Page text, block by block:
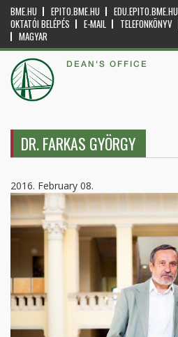
BME.HU EPITO.BME.HU EDU.EPITO.BME.HU
OKTATÓI BELÉPÉS
E-MAIL TELEFONKÖNYV
MAGYAR
DEAN'S OFFICE
DR. FARKAS GYÖRGY
2016. February 08.